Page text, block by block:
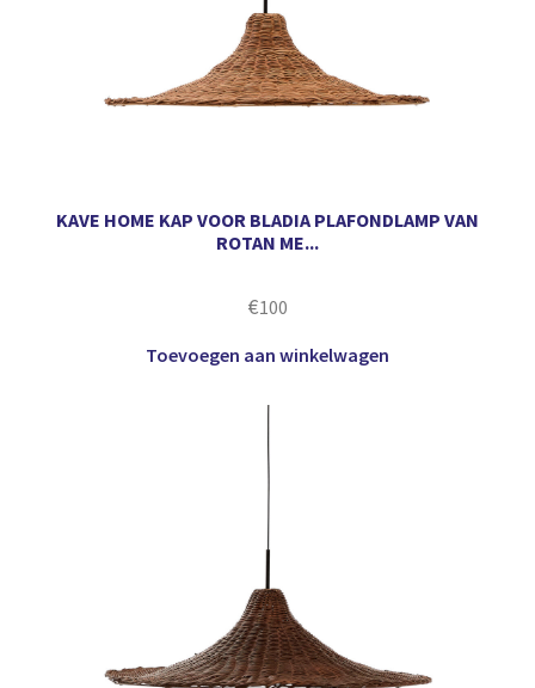
KAVE HOME KAP VOOR BLADIA PLAFONDLAMP VAN
ROTAN ME...
€100
Toevoegen aan winkelwagen